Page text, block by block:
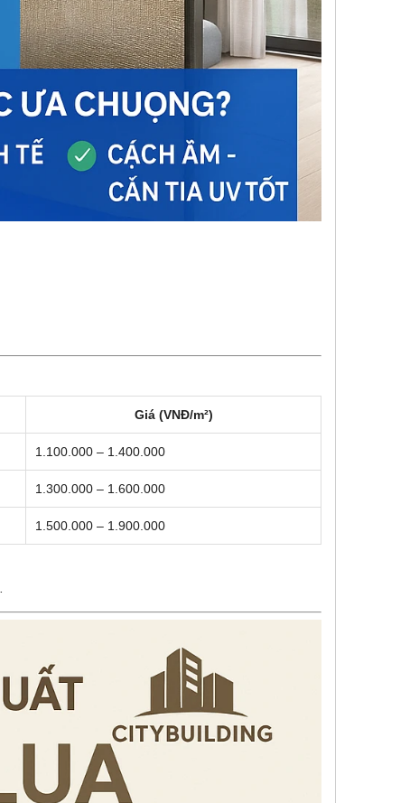
Giá (VNĐ/m²)
1.100.000 – 1.400.000
1.300.000 – 1.600.000
1.500.000 – 1.900.000